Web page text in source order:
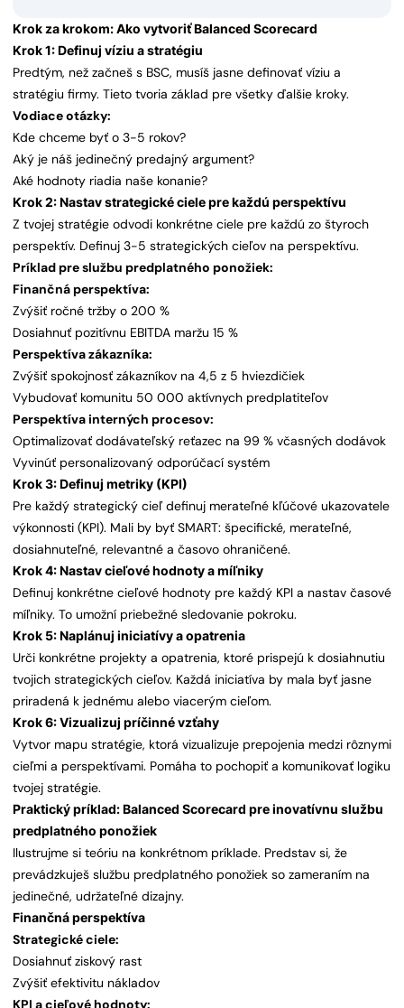
Krok za krokom: Ako vytvoriť Balanced Scorecard
Krok 1: Definuj víziu a stratégiu
Predtým, než začneš s BSC, musíš jasne definovať víziu a
stratégiu firmy. Tieto tvoria základ pre všetky ďalšie kroky.
Vodiace otázky:
Kde chceme byť o 3-5 rokov?
Aký je náš jedinečný predajný argument?
Aké hodnoty riadia naše konanie?
Krok 2: Nastav strategické ciele pre každú perspektívu
Z tvojej stratégie odvodi konkrétne ciele pre každú zo štyroch
perspektív. Definuj 3-5 strategických cieľov na perspektívu.
Príklad pre službu predplatného ponožiek:
Finančná perspektíva:
Zvýšiť ročné tržby o 200 %
Dosiahnuť pozitívnu EBITDA maržu 15 %
Perspektíva zákazníka:
Zvýšiť spokojnosť zákazníkov na 4,5 z 5 hviezdičiek
Vybudovať komunitu 50 000 aktívnych predplatiteľov
Perspektíva interných procesov:
Optimalizovať dodávateľský reťazec na 99 % včasných dodávok
Vyvinúť personalizovaný odporúčací systém
Krok 3: Definuj metriky (KPI)
Pre každý strategický cieľ definuj merateľné kľúčové ukazovatele
výkonnosti (KPI). Mali by byť SMART: špecifické, merateľné,
dosiahnuteľné, relevantné a časovo ohraničené.
Krok 4: Nastav cieľové hodnoty a míľniky
Definuj konkrétne cieľové hodnoty pre každý KPI a nastav časové
míľniky. To umožní priebežné sledovanie pokroku.
Krok 5: Naplánuj iniciatívy a opatrenia
Urči konkrétne projekty a opatrenia, ktoré prispejú k dosiahnutiu
tvojich strategických cieľov. Každá iniciatíva by mala byť jasne
priradená k jednému alebo viacerým cieľom.
Krok 6: Vizualizuj príčinné vzťahy
Vytvor mapu stratégie, ktorá vizualizuje prepojenia medzi rôznymi
cieľmi a perspektívami. Pomáha to pochopiť a komunikovať logiku
tvojej stratégie.
Praktický príklad: Balanced Scorecard pre inovatívnu službu
predplatného ponožiek
Ilustrujme si teóriu na konkrétnom príklade. Predstav si, že
prevádzkuješ službu predplatného ponožiek so zameraním na
jedinečné, udržateľné dizajny.
Finančná perspektíva
Strategické ciele:
Dosiahnuť ziskový rast
Zvýšiť efektivitu nákladov
KPI a cieľové hodnoty: